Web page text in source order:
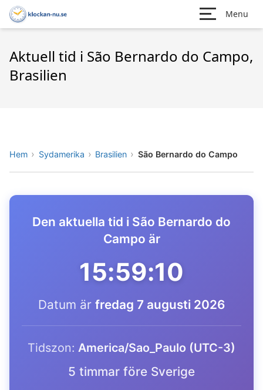
Menu
Aktuell tid i São Bernardo do Campo,
Brasilien
Hem Sydamerika Brasilien São Bernardo do Campo
Den aktuella tid i São Bernardo do
Campo är
15:59:10
Datum är fredag 7 augusti 2026
Tidszon: America/Sao_Paulo (UTC-3)
5 timmar före Sverige